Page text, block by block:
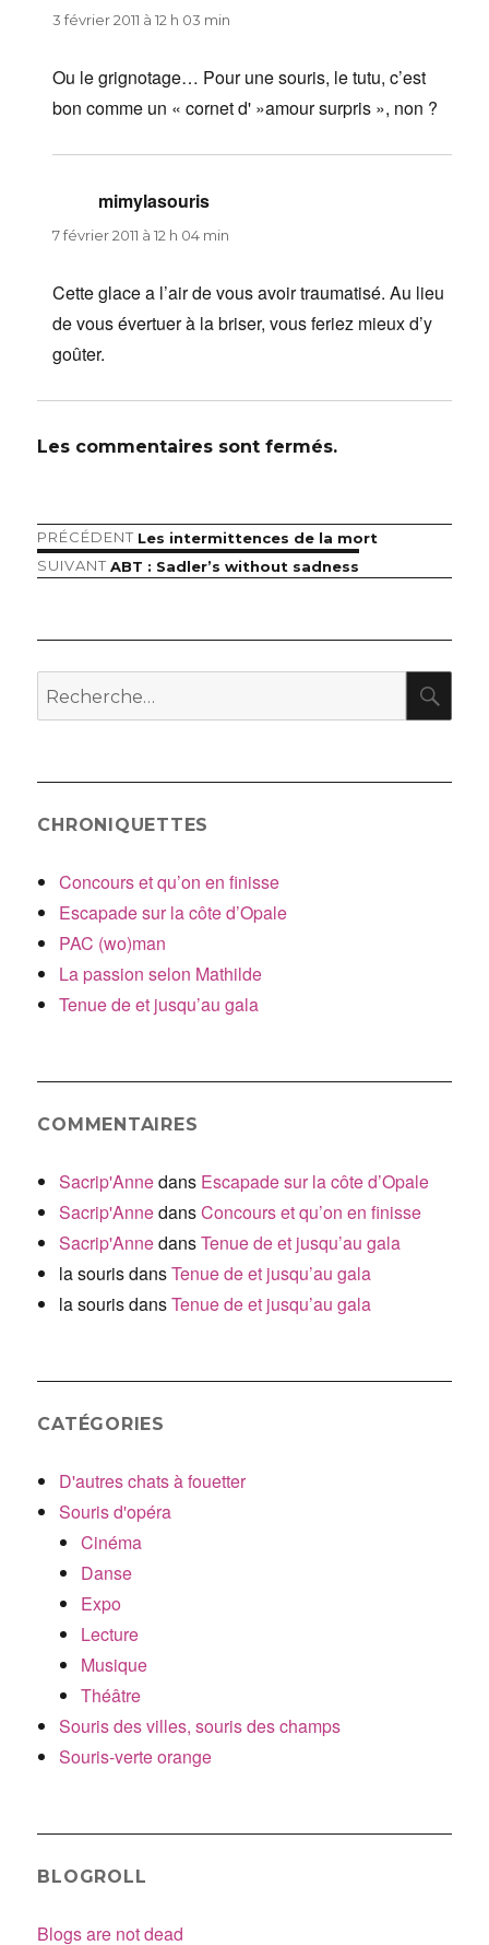
3 février 2011 à 12 h 03 min
Ou le grignotage… Pour une souris, le tutu, c’est
bon comme un « cornet d' »amour surpris », non ?
mimylasouris
7 février 2011 à 12 h 04 min
Cette glace a l’air de vous avoir traumatisé. Au lieu
de vous évertuer à la briser, vous feriez mieux d’y
goûter.
Les commentaires sont fermés.
Navigation
l’article
PRÉCÉDENT Article
précédent :
Les intermittences de la mort
SUIVANT Article
ABT : Sadler’s without sadness
Recherche
pour
CHRONIQUETTES
Concours et qu’on en finisse
Escapade sur la côte d’Opale
PAC (wo)man
La passion selon Mathilde
Tenue de et jusqu’au gala
COMMENTAIRES
Sacrip'Annedans Escapade sur la côte d’Opale
Sacrip'AnnedansConcours et qu’on en finisse
Sacrip'AnnedansTenue de et jusqu’au gala
la sourisdansTenue de et jusqu’au gala
la sourisdansTenue de et jusqu’au gala
CATÉGORIES
D'autres chats à fouetter
Souris d'opéra
Cinéma
Danse
Expo
Lecture
Musique
Théâtre
Souris des villes, souris des champs
Souris-verte orange
BLOGROLL
Blogs are not dead